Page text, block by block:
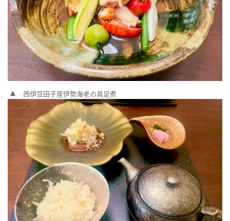
西伊豆田子産伊勢海老の具足煮